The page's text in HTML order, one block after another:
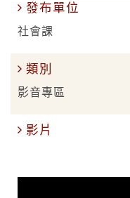
發布單位
社會課
類別
影音專區
影片